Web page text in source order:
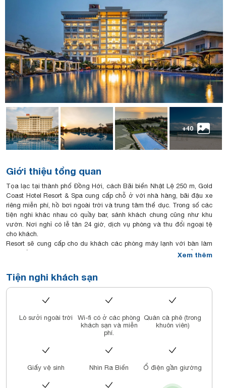
+40
Giới thiệu tổng quan
Tọa lạc tại thành phố Đồng Hới, cách Bãi biển Nhật Lệ 250 m, Gold
Coast Hotel Resort & Spa cung cấp chỗ ở với nhà hàng, bãi đậu xe
riêng miễn phí, hồ bơi ngoài trời và trung tâm thể dục. Trong số các
tiện nghi khác nhau có quầy bar, sảnh khách chung cũng như khu
vườn. Nơi nghỉ có lễ tân 24 giờ, dịch vụ phòng và thu đổi ngoại tệ
cho khách.
Resort sẽ cung cấp cho du khách các phòng máy lạnh với bàn làm
việc, ấm đun nước, minibar, két an toàn, TV màn hình phẳng và
nhà bếp với lò vi sóng và tủ lạnh. Tại Gold Coast Hotel Resort & Spa,
các phòng bao gồm bộ khăn trải giường và khăn tắm.
Khách nghỉ tại chỗ nghỉ có thể thưởng thức bữa sáng tự chọn hoặc
chơi bida tại resort và thuê xe hơi.
Sân bay gần nhất là Đồng Hới, cách Gold Coast Hotel Resort & Spa
Xem thêm
Tiện nghi khách sạn
Lò sưởi ngoài trời
Wi-fi có ở các phòng
khách sạn và miễn
phí.
Quán cà phê (trong
khuôn viên)
Giấy vệ sinh Nhìn Ra Biển Ổ điện gần giường